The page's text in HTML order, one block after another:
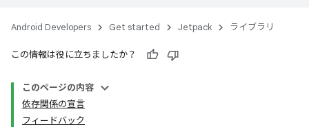
Android Developers Get started Jetpack ライブラリ
この情報は役に立ちましたか？
このページの内容
依存関係の宣言
フィードバック